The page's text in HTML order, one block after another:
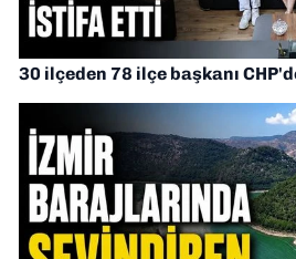
30 ilçeden 78 ilçe başkanı